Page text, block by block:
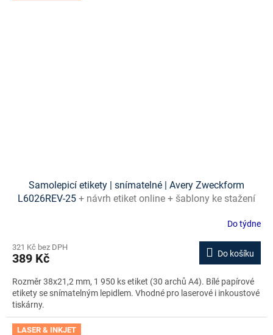
Samolepicí etikety | snímatelné | Avery Zweckform
L6026REV-25 + návrh etiket online + šablony ke stažení
Do týdne
321 Kč bez DPH
389 Kč Do košíku
Rozměr 38x21,2 mm, 1 950 ks etiket (30 archů A4). Bílé papírové
etikety se snímatelným lepidlem. Vhodné pro laserové i inkoustové
tiskárny.
LASER & INKJET